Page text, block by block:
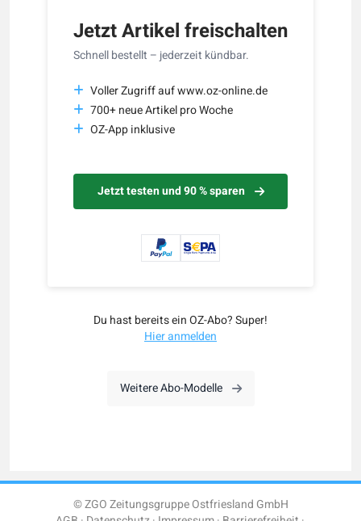
Jetzt Artikel freischalten
Schnell bestellt – jederzeit kündbar.
Voller Zugriff auf www.oz-online.de
700+ neue Artikel pro Woche
OZ-App inklusive
Jetzt testen und 90 % sparen
Du hast bereits ein OZ-Abo? Super!
Hier anmelden
Weitere Abo-Modelle
© ZGO Zeitungsgruppe Ostfriesland GmbH